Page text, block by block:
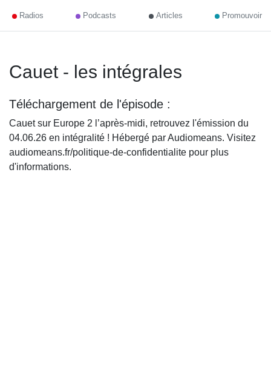
Radios Podcasts Articles Promouvoir
Cauet - les intégrales
Téléchargement de l'épisode :
Cauet sur Europe 2 l’après-midi, retrouvez l'émission du
04.06.26 en intégralité ! Hébergé par Audiomeans. Visitez
audiomeans.fr/politique-de-confidentialite pour plus
d'informations.